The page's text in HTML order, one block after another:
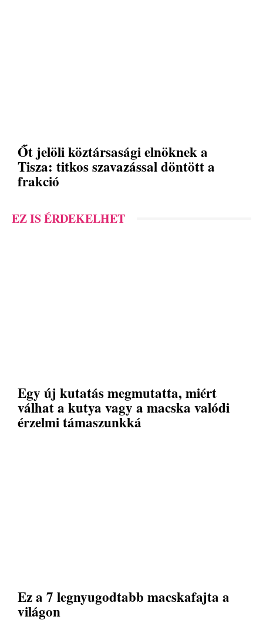
Őt jelöli köztársasági elnöknek a
Tisza: titkos szavazással döntött a
frakció
EZ IS ÉRDEKELHET
Egy új kutatás megmutatta, miért
válhat a kutya vagy a macska valódi
érzelmi támaszunkká
Ez a 7 legnyugodtabb macskafajta a
világon